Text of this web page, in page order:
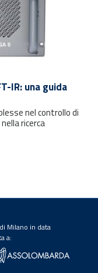
IR: una guida
nel controllo di
ricerca
Milano in data
a: